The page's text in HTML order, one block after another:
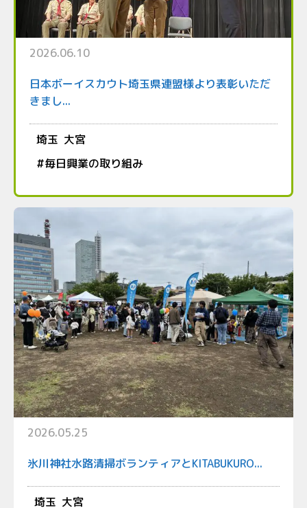
2026.06.10
日本ボーイスカウト埼玉県連盟様より表彰いただ
きまし...
埼玉 大宮
#毎日興業の取り組み
2026.05.25
氷川神社水路清掃ボランティアとKITABUKURO...
埼玉 大宮